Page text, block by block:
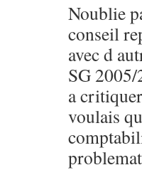
Noublie
conseil
avec d
SG
a
voulais